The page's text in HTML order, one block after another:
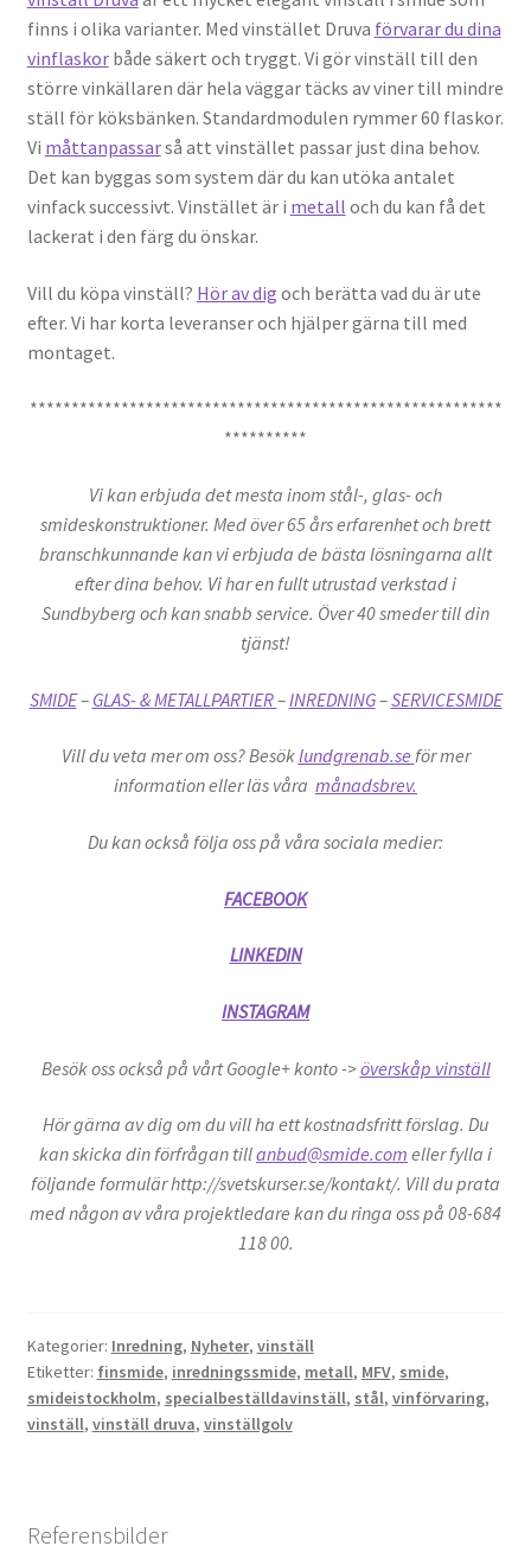
finns i olika varianter. Med vinstället Druva förvarar du dina
vinflaskorbåde säkert och tryggt. Vi gör vinställ till den
större vinkällaren där hela väggar täcks av viner till mindre
ställ för köksbänken. Standardmodulen rymmer 60 flaskor.
Vi måttanpassarså att vinstället passar just dina behov.
Det kan byggas som system där du kan utöka antalet
vinfack successivt. Vinstället är i metall och du kan få det
lackerat i den färg du önskar.
Vill du köpa vinställ? Hör av dig och berätta vad du är ute
efter. Vi har korta leveranser och hjälper gärna till med
montaget.
*********************************************************
**********
Vi kan erbjuda det mesta inom stål-, glas- och
smideskonstruktioner. Med över 65 års erfarenhet och brett
branschkunnande kan vi erbjuda de bästa lösningarna allt
efter dina behov. Vi har en fullt utrustad verkstad i
Sundbyberg och kan snabb service. Över 40 smeder till din
tjänst!
SMIDE– GLAS- & METALLPARTIER–INREDNING–SERVICESMIDE
Vill du veta mer om oss? Besöklundgrenab.se för mer
information eller läs våra månadsbrev.
Du kan också följa oss på våra sociala medier:
FACEBOOK
LINKEDIN
INSTAGRAM
Besök oss också på vårt Google+ konto ->överskåp vinställ
Hör gärna av dig om du vill ha ett kostnadsfritt förslag. Du
kan skicka din förfrågan tillanbud@smide.com eller fylla i
följande formulär http://svetskurser.se/kontakt/. Vill du prata
med någon av våra projektledare kan du ringa oss på 08-684
118 00.
Kategorier: Inredning, Nyheter, vinställ
Etiketter: finsmide, inredningssmide, metall, MFV, smide,
smideistockholm, specialbeställdavinställ, stål, vinförvaring,
vinställ, vinställ druva, vinställgolv
Referensbilder